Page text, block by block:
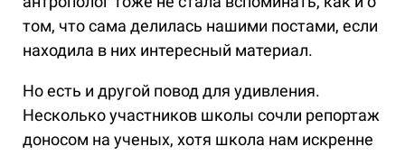
том, что сама делилась нашими постами, если
находила в них интересный материал.
Но есть и другой повод для удивления.
Несколько участников школы сочли репортаж
доносом на ученых, хотя школа нам искренне